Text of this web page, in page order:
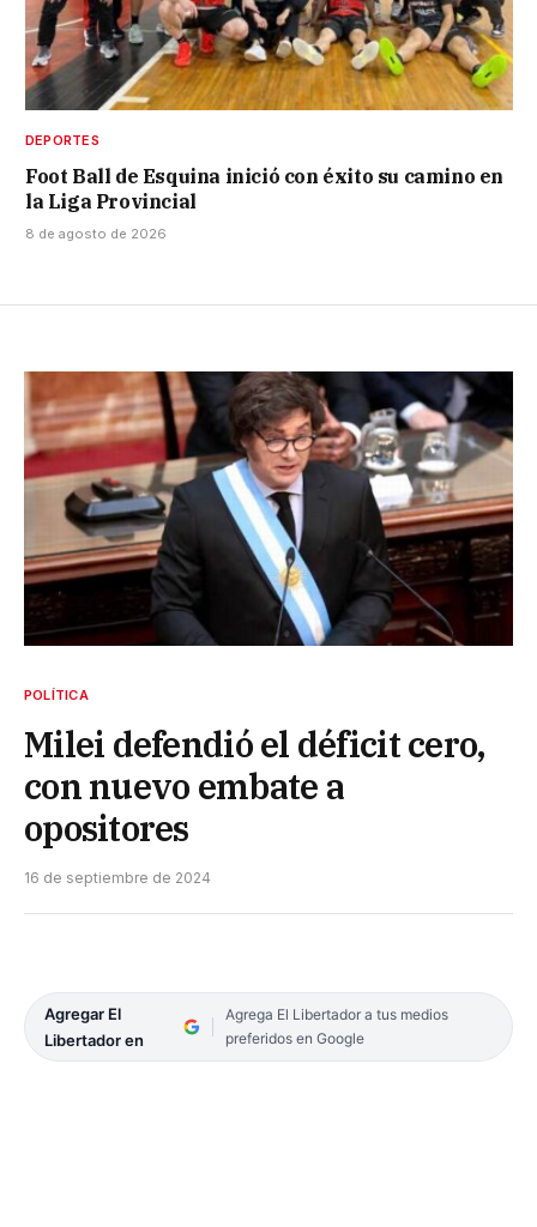
DEPORTES
Foot Ball de Esquina inició con éxito su camino en
la Liga Provincial
8 de agosto de 2026
POLÍTICA
Milei defendió el déficit cero,
con nuevo embate a
opositores
16 de septiembre de 2024
Agregar El
Libertador en
Agrega El Libertador a tus medios
preferidos en Google